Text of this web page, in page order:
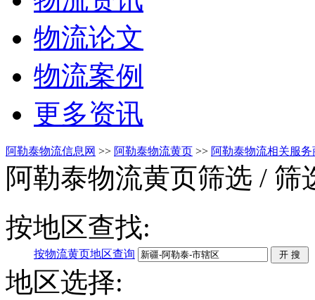
物流论文
物流案例
更多资讯
阿勒泰物流信息网 >> 阿勒泰物流黄页 >> 阿勒泰物流相关服务
阿勒泰物流黄页筛选 / 筛
按地区查找:
按物流黄页地区查询
地区选择: